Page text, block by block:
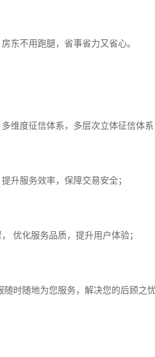
东不用跑腿，省事省力又省心。
维度征信体系，多层次立体征信体系
升服务效率，保障交易安全；
优化服务品质，提升用户体验；
时随地为您服务，解决您的后顾之忧